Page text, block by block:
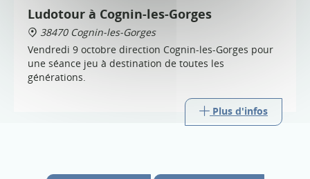
Ludotour à Cognin-les-Gorges
38470 Cognin-les-Gorges
Vendredi 9 octobre direction Cognin-les-Gorges pour
une séance jeu à destination de toutes les
générations.
Plus d'infos